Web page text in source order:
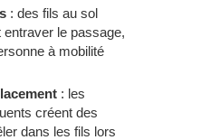
: des fils au sol
le passage,
à mobilité
: les
créent des
dans les fils lors